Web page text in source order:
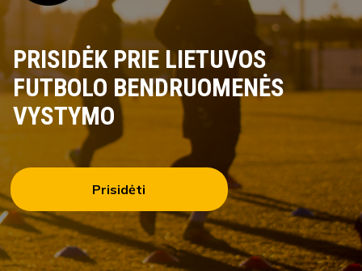
PRISIDĖK PRIE LIETUVOS
FUTBOLO BENDRUOMENĖS
VYSTYMO
Prisidėti